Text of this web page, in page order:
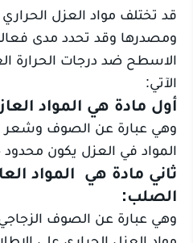
قد تختلف مواد العزل
ومصدرها وقد تحدد مدى
الاسطح ضد درجات الحرارة
الآتي:
أول مادة هي المواد
وهي عبارة عن الصوف وشعر
المواد في العزل يكون محدود
ثاني مادة هي المواد
الصلب:
وهي عبارة عن الصوف